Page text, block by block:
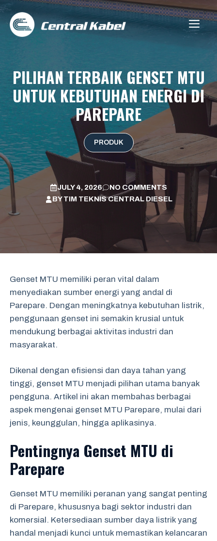
Skip
content
PILIHAN TERBAIK GENSET MTU
UNTUK KEBUTUHAN ENERGI DI
PAREPARE
PRODUK
JULY 4, 2026
NO COMMENTS
BYTIM TEKNIS CENTRAL DIESEL
Genset MTU memiliki peran vital dalam
menyediakan sumber energi yang andal di
Parepare. Dengan meningkatnya kebutuhan listrik,
penggunaan genset ini semakin krusial untuk
mendukung berbagai aktivitas industri dan
masyarakat.
Dikenal dengan efisiensi dan daya tahan yang
tinggi, genset MTU menjadi pilihan utama banyak
pengguna. Artikel ini akan membahas berbagai
aspek mengenai genset MTU Parepare, mulai dari
jenis, keunggulan, hingga aplikasinya.
Pentingnya Genset MTU di
Parepare
Genset MTU memiliki peranan yang sangat penting
di Parepare, khususnya bagi sektor industri dan
komersial. Ketersediaan sumber daya listrik yang
handal menjadi kunci untuk memastikan kelancaran